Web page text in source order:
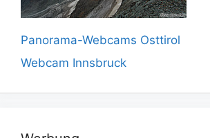
Panorama-Webcams Osttirol
Webcam Innsbruck